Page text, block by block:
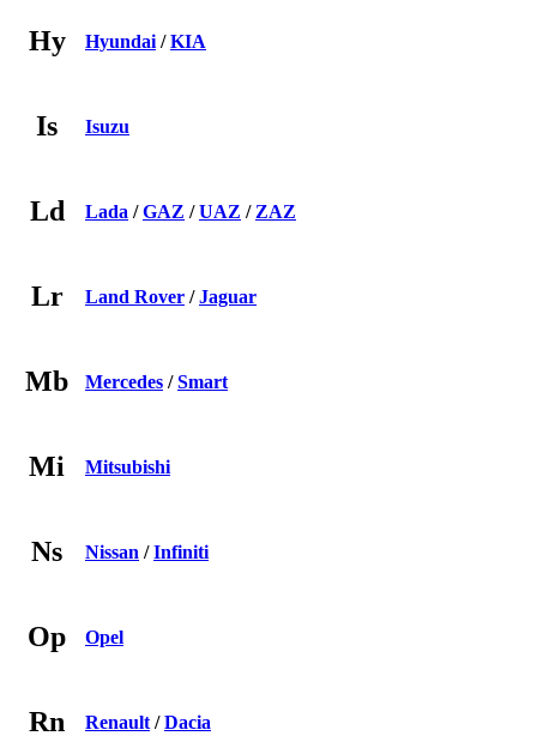
Hy Hyundai /KIA
Is Isuzu
Ld Lada /GAZ /UAZ / ZAZ
Lr Land Rover /Jaguar
Mb Mercedes /Smart
Mi Mitsubishi
Ns Nissan /Infiniti
Op Opel
Rn Renault /Dacia